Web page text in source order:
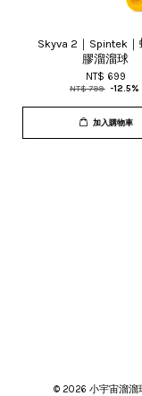
Skyva 2｜Spintek｜
膠溜溜球
NT$ 699
NT$ 799 -12.5%
加入購物車
© 2026 小宇宙溜溜